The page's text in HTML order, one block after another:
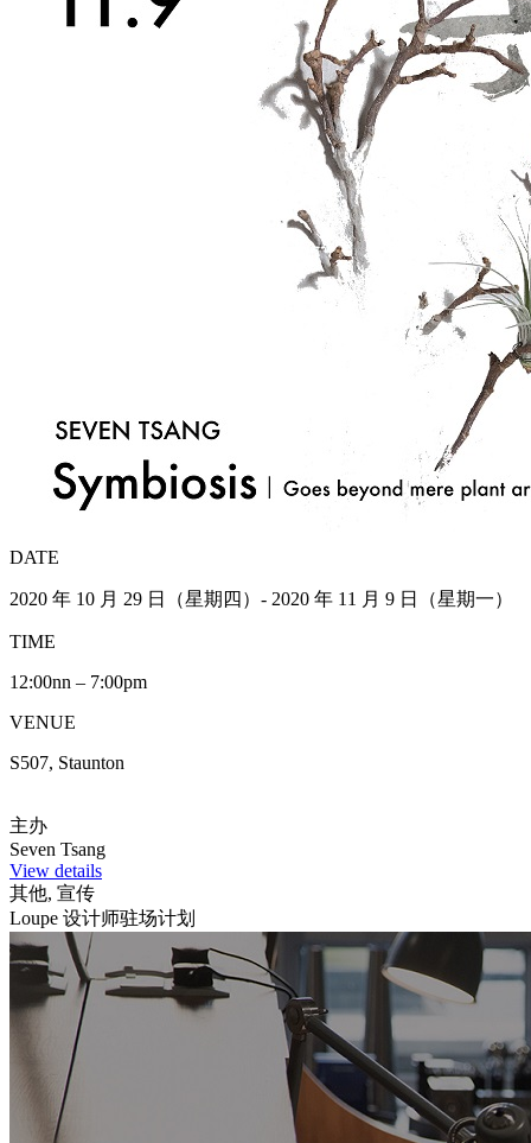
DATE
2020 年 10 月 29 日（星期四）- 2020 年 11 月 9 日（星期一）
TIME
12:00nn – 7:00pm
VENUE
S507, Staunton
主办
Seven Tsang
View details
其他, 宣传
Loupe 设计师驻场计划